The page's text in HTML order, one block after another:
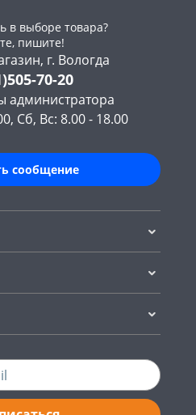
в выборе товара?
пишите!
г. Вологда
70-20
администратора
Сб, Вс: 8.00 - 18.00
сообщение